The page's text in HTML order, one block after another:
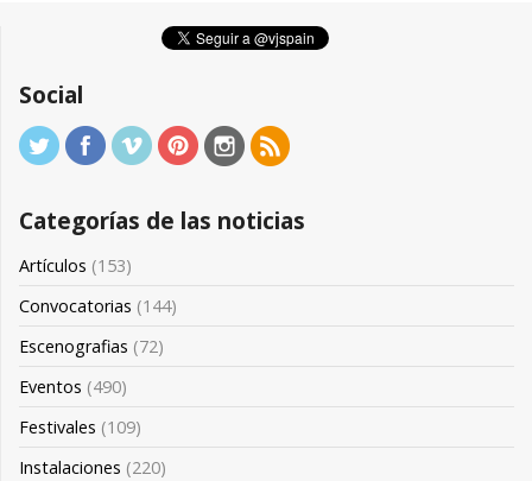
Social
Categorías de las noticias
Artículos (153)
Convocatorias (144)
Escenografias (72)
Eventos (490)
Festivales (109)
Instalaciones (220)